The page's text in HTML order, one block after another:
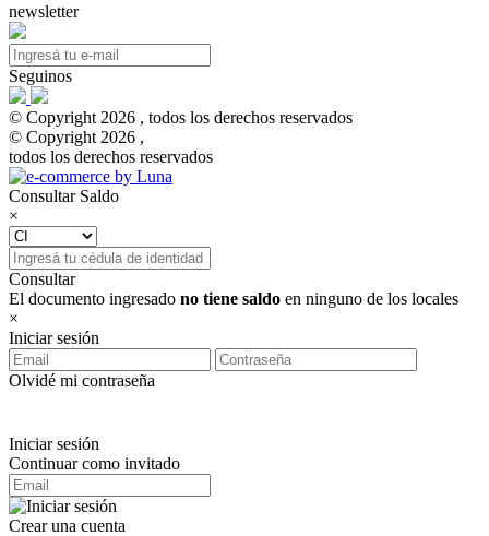
newsletter
Seguinos
© Copyright 2026 , todos los derechos reservados
© Copyright 2026 ,
todos los derechos reservados
Consultar Saldo
×
Consultar
El documento ingresado no tiene saldo en ninguno de los locales
×
Iniciar sesión
Olvidé mi contraseña
Iniciar sesión
Continuar como invitado
Crear una cuenta